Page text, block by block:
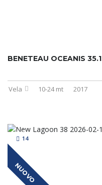
BENETEAU OCEANIS 35.1
Vela 10-24 mt 2017
NUOVO
14